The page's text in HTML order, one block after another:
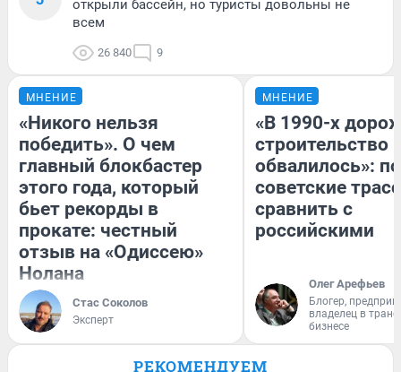
открыли бассейн, но туристы довольны не
всем
26 840 9
МНЕНИЕ
«Никого нельзя
победить». О чем
главный блокбастер
этого года, который
бьет рекорды в
прокате: честный
отзыв на «Одиссею»
Нолана
Стас Соколов
Эксперт
МНЕНИЕ
«В 1990-х
строительство
обвалилось»:
советские
сравнить с
российскими
Олег Арефьев
Блогер,
владелец в
бизнесе
РЕКОМЕНДУЕМ